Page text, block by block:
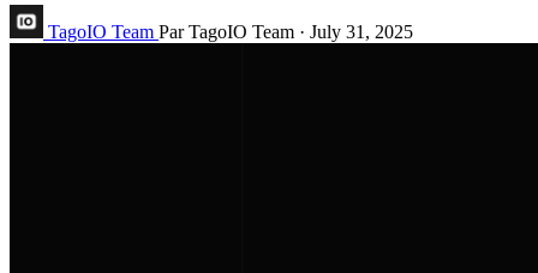
TagoIO Team Par TagoIO Team · July 31, 2025